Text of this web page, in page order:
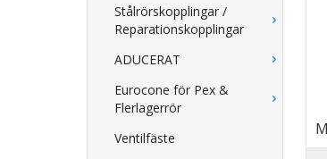
Stålrörskopplingar /
Reparationskopplingar
ADUCERAT
Eurocone för Pex &
Flerlagerrör
Ventilfäste